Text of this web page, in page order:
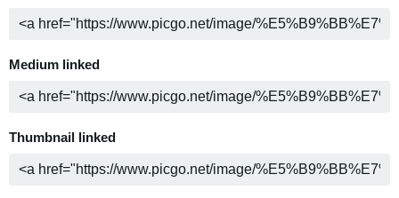
Medium linked
Thumbnail linked